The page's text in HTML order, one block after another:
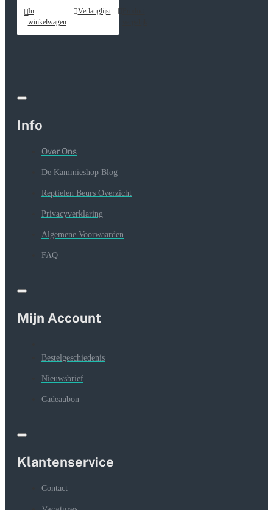
In
winkelwagen
Verlanglijst
Info
Over Ons
De Kammieshop Blog
Reptielen Beurs Overzicht
Privacyverklaring
Algemene Voorwaarden
FAQ
Mijn Account
Bestelgeschiedenis
Nieuwsbrief
Cadeaubon
Klantenservice
Contact